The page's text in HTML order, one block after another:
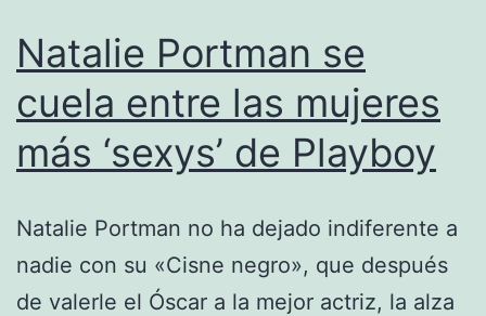
Natalie Portman se
cuela entre las mujeres
más ‘sexys’ de Playboy
Natalie Portman no ha dejado indiferente a
nadie con su «Cisne negro», que después
de valerle el Óscar a la mejor actriz, la alza